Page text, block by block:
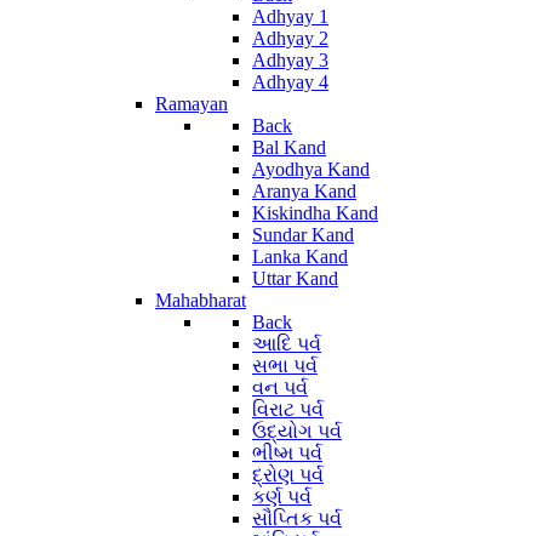
Adhyay 1
Adhyay 2
Adhyay 3
Adhyay 4
Ramayan
Back
Bal Kand
Ayodhya Kand
Aranya Kand
Kiskindha Kand
Sundar Kand
Lanka Kand
Uttar Kand
Mahabharat
Back
આદિ પર્વ
સભા પર્વ
વન પર્વ
વિરાટ પર્વ
ઉદ્યોગ પર્વ
ભીષ્મ પર્વ
દ્રોણ પર્વ
કર્ણ પર્વ
સૌપ્તિક પર્વ